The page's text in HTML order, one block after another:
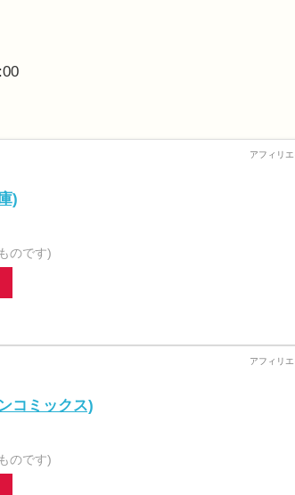
)
のです)
コミックス)
のです)